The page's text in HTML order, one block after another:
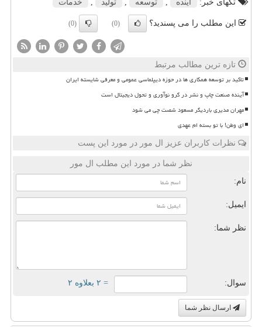
تگهای خبر:
آینده توسعه تولید خدمات
این مطلب را می پسندید؟ (0)
(0)
تازه ترین مطالب مرتبط
تاکید بر توسعه همکاری ها در حوزه دیپلماسی عمومی و معرفی شایسته ایران
آینده صنعت چاپ و نشر در گرو نوآوری و تحول دیجیتال است
مهران مدیری باردیگر مسعود شصت چی می شود
ای وطن! با تو بسته ام عهدی
نظرات کاربران عزیز ال مور در مورد این پست
نظر شما در مورد این مطلب ال مور
نام:
ایمیل:
نظر شما:
سوال: = ۲ بعلاوه ۲
ارسال نظر شما